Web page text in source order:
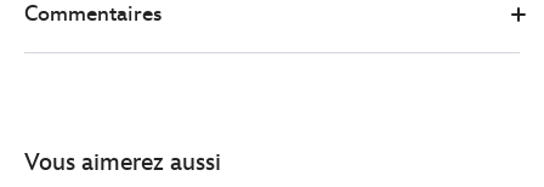
au-
bois-
Commentaires
Vous aimerez aussi